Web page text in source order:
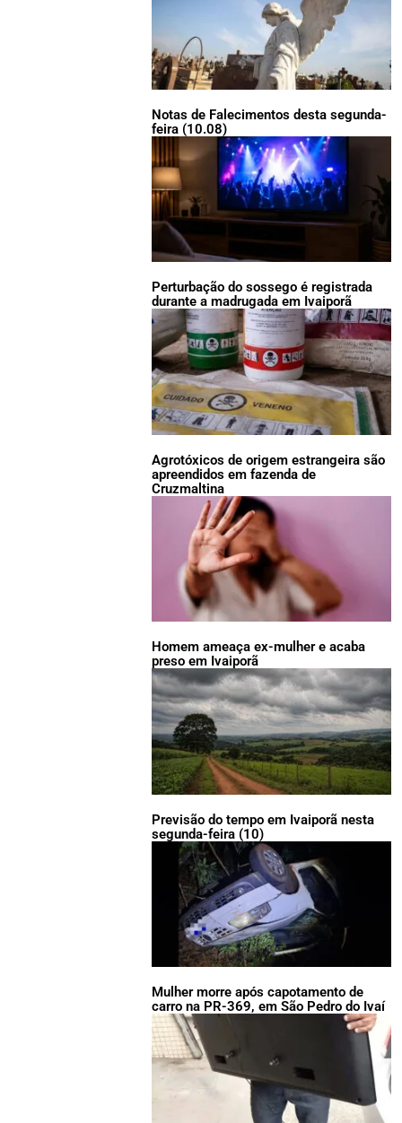
Notas de Falecimentos desta segunda-
feira (10.08)
Perturbação do sossego é registrada
durante a madrugada em Ivaiporã
Agrotóxicos de origem estrangeira são
apreendidos em fazenda de
Cruzmaltina
Homem ameaça ex-mulher e acaba
preso em Ivaiporã
Previsão do tempo em Ivaiporã nesta
segunda-feira (10)
Mulher morre após capotamento de
carro na PR-369, em São Pedro do Ivaí